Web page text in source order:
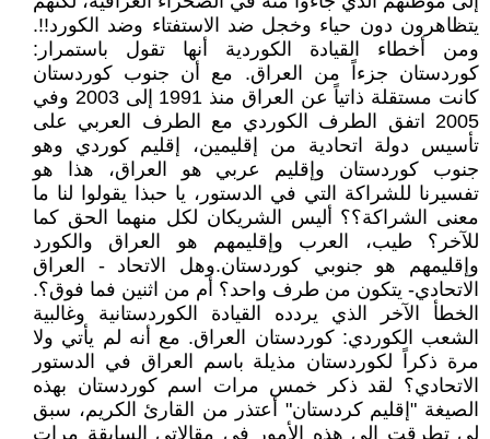
يتظاهرون دون حياء وخجل ضد الاستفتاء وضد الكورد!!.
ومن أخطاء القيادة الكوردية أنها تقول باستمرار:
كوردستان جزءاً من العراق. مع أن جنوب كوردستان
كانت مستقلة ذاتياً عن العراق منذ 1991 إلى 2003 وفي
2005 اتفق الطرف الكوردي مع الطرف العربي على
تأسيس دولة اتحادية من إقليمين، إقليم كوردي وهو
جنوب كوردستان وإقليم عربي هو العراق، هذا هو
تفسيرنا للشراكة التي في الدستور، يا حبذا يقولوا لنا ما
معنى الشراكة؟؟ أليس الشريكان لكل منهما الحق كما
للآخر؟ طيب، العرب وإقليمهم هو العراق والكورد
وإقليمهم هو جنوبي كوردستان.وهل الاتحاد - العراق
الاتحادي- يتكون من طرف واحد؟ أم من اثنين فما فوق؟.
الخطأ الآخر الذي يردده القيادة الكوردستانية وغالبية
الشعب الكوردي: كوردستان العراق. مع أنه لم يأتي ولا
مرة ذكراً لكوردستان مذيلة باسم العراق في الدستور
الاتحادي؟ لقد ذكر خمس مرات اسم كوردستان بهذه
الصيغة "إقليم كردستان" أعتذر من القارئ الكريم، سبق
لي تطرقت إلى هذه الأمور في مقالاتي السابقة مرات